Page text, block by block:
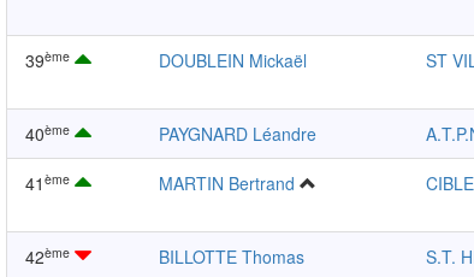
39ème DOUBLEIN Mickaël ST
40ème PAYGNARD Léandre
41 ème MARTIN Bertrand
42ème BILLOTTE Thomas S.T.